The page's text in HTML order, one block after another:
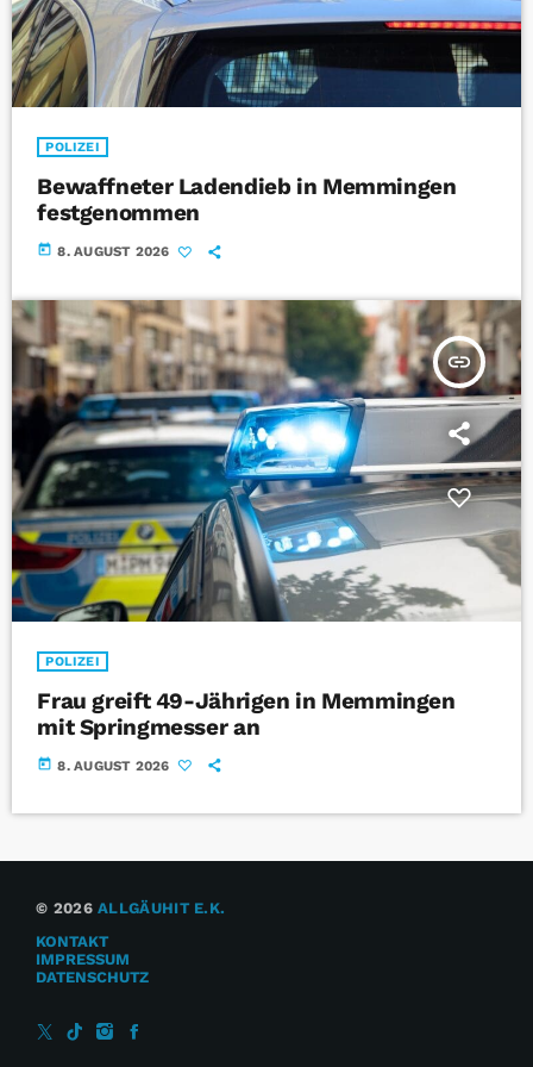
POLIZEI
Bewaffneter Ladendieb in Memmingen
festgenommen
today 8. AUGUST 2026
insert_link
POLIZEI
Frau greift 49-Jährigen in Memmingen
mit Springmesser an
today 8. AUGUST 2026
© 2026ALLGÄUHIT E.K.
KONTAKT
IMPRESSUM
DATENSCHUTZ